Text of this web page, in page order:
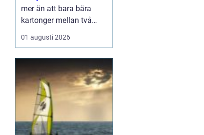
flytt
mer än att bara bära
kartonger mellan två
adresser. När ett kontor i
Göteborg sk...
01 augusti 2026